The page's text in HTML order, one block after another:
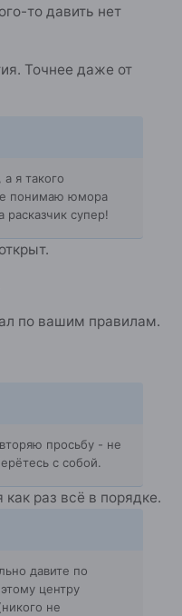
то давить нет
Точнее даже от
я такого
понимаю юмора
расказчик супер!
по вашим правилам.
просьбу - не
с собой.
раз всё в порядке.
давите по
центру
не